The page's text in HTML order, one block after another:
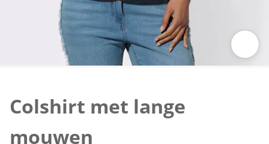
Colshirt met lange
mouwen